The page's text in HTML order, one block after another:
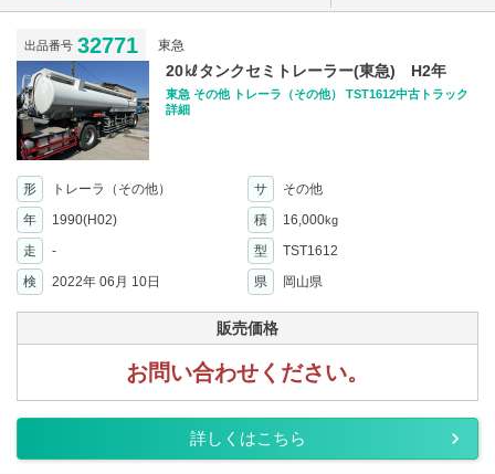
出品番号 32771 東急
20㎘タンクセミトレーラー(東急) H2年
東急 その他 トレーラ（その他） TST1612中古トラック
詳細
形 トレーラ（その他） サ
その他
年
1990(H02) 積 16,000kg
走 - 型
TST1612
検
2022年 06月 10日 県 岡山県
販売価格
お問い合わせください。
詳しくはこちら